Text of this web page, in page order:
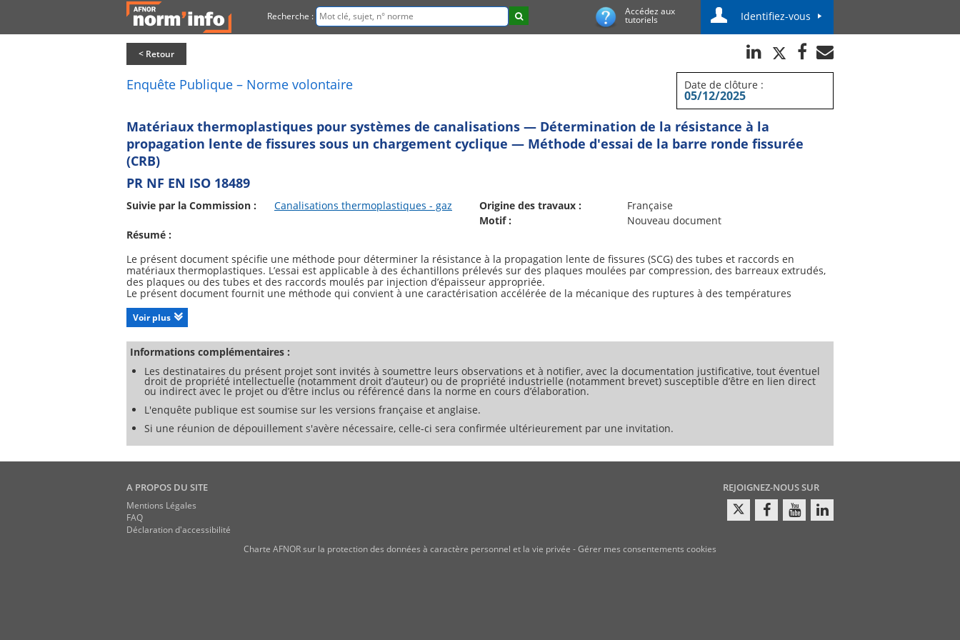
Recherche : Accédez aux
tutoriels Identifiez-vous
< Retour
Enquête Publique – Norme volontaire Date de clôture :
05/12/2025
Matériaux thermoplastiques pour systèmes de canalisations — Détermination de la résistance à la
propagation lente de fissures sous un chargement cyclique — Méthode d'essai de la barre ronde fissurée
(CRB)
PR NF EN ISO 18489
Suivie par la Commission : Canalisations thermoplastiques - gaz Origine des travaux :
Française
Motif :
Nouveau document
Résumé :
Le présent document spécifie une méthode pour déterminer la résistance à la propagation lente de fissures (SCG) des tubes et raccords en
matériaux thermoplastiques. L’essai est applicable à des échantillons prélevés sur des plaques moulées par compression, des barreaux extrudés,
des plaques ou des tubes et des raccords moulés par injection d’épaisseur appropriée.
Le présent document fournit une méthode qui convient à une caractérisation accélérée de la mécanique des ruptures à des températures
ambiantes de 23 °C.
Le présent document spécifie les paramètres d’essai pour le polyéthylène (PE), le polypropylène (PP) et le polyamide non plastifié (PA-U).
En outre, cet essai peut être appliqué pour caractériser la résistance à la propagation lente de fissures des matériaux thermoplastiques vierges,
ainsi que non vierges (réutilisés, recyclés).
En mettant au point un nouveau mode opératoire avec des paramètres d’essai différents, cette méthode d’essai peut être adaptée à d’autres
Voir plus
Informations complémentaires :
Les destinataires du présent projet sont invités à soumettre leurs observations et à notifier, avec la documentation justificative, tout éventuel
droit de propriété intellectuelle (notamment droit d’auteur) ou de propriété industrielle (notamment brevet) susceptible d’être en lien direct
ou indirect avec le projet ou d’être inclus ou référencé dans la norme en cours d’élaboration.
L'enquête publique est soumise sur les versions française et anglaise.
Si une réunion de dépouillement s'avère nécessaire, celle-ci sera confirmée ultérieurement par une invitation.
A PROPOS DU SITE
Mentions Légales
FAQ
Déclaration d'accessibilité
REJOIGNEZ-NOUS SUR
Charte AFNOR sur la protection des données à caractère personnel et la vie privée -Gérer mes consentements cookies